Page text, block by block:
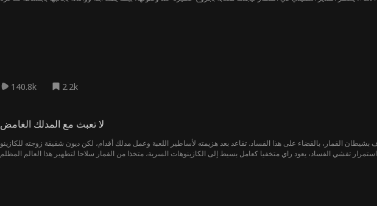
140.8k 2.2k
لا تعبث مع المدلك الغامض
القمار، بالقضاء على هذا الفساد. تقاعد بعد هزيمته لأساطير اللعبة وعمل مدلك أقدام، لكن ديون شقيقة زوجته للكازينو